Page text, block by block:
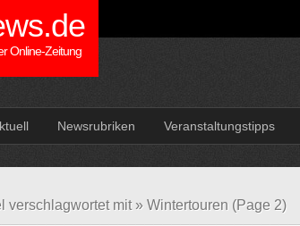
Online-Zeitung
Newsrubriken Veranstaltungstipps
verschlagwortet mit » Wintertouren (Page 2)